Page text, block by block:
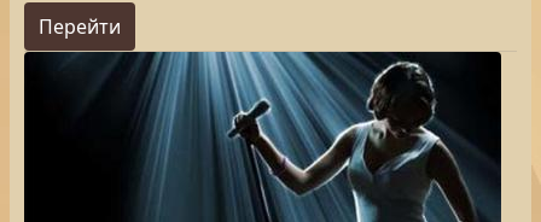
Перейти